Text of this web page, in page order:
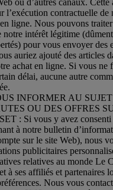
l’exécution contractuelle de
ligne. Nous pouvons
notre intérêt légitime
pour vous envoyer des
auriez ajouté des articles
achat en ligne. Si vous ne
délai, aucune autre
INFORMER AU
OU DES OFFRES
: Si vous y avez consenti
à notre bulletin
sur le site Web), nous
publicitaires
relatives au monde Le
à ses affiliés et partenaires
Nous vous